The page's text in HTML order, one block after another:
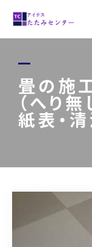
畳の施
（へり
紙表・清